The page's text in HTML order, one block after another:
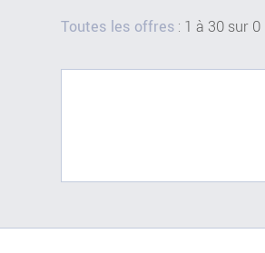
Toutes les offres : 1 à 30 sur 0